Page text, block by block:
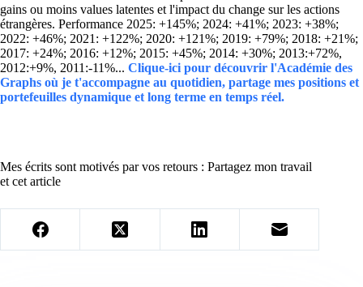
gains ou moins values latentes et l'impact du change sur les actions
étrangères. Performance 2025: +145%; 2024: +41%; 2023: +38%;
2022: +46%; 2021: +122%; 2020: +121%; 2019: +79%; 2018: +21%;
2017: +24%; 2016: +12%; 2015: +45%; 2014: +30%; 2013:+72%,
2012:+9%, 2011:-11%... Clique-ici pour découvrir l'Académie des
Graphs où je t'accompagne au quotidien, partage mes positions et
portefeuilles dynamique et long terme en temps réel.
Mes écrits sont motivés par vos retours : Partagez mon travail
et cet article